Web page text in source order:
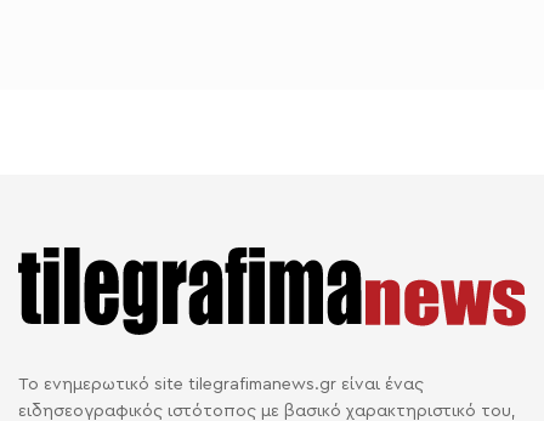
Το ενημερωτικό site tilegrafimanews.gr είναι ένας
ειδησεογραφικός ιστότοπος με βασικό χαρακτηριστικό του,